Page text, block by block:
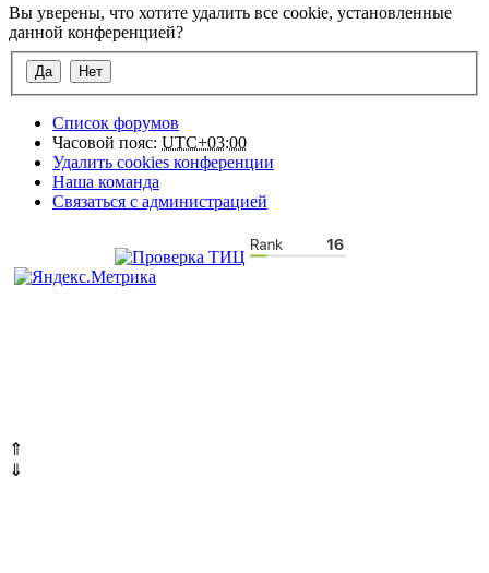
Вы уверены, что хотите удалить все cookie, установленные
данной конференцией?
Список форумов
Часовой пояс: UTC+03:00
Удалить cookies конференции
Наша команда
Связаться с администрацией
⇑
⇓